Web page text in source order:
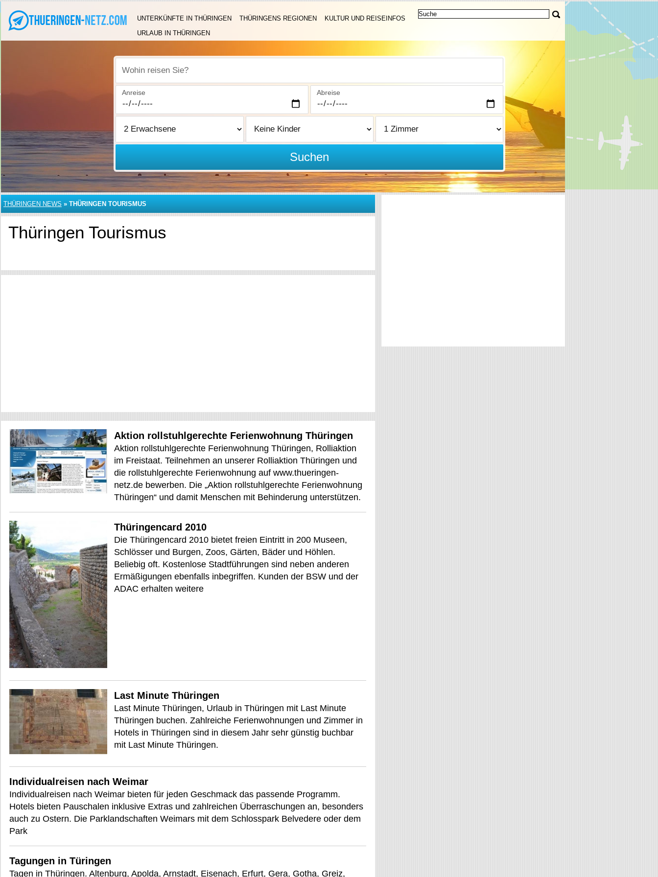
UNTERKÜNFTE IN THÜRINGEN THÜRINGENS REGIONEN
KULTUR UND REISEINFOS
URLAUB IN THÜRINGEN
Wohin reisen Sie?
Anreise Abreise
Suchen
THÜRINGEN NEWS » THÜRINGEN TOURISMUS
Thüringen Tourismus
Aktion rollstuhlgerechte Ferienwohnung Thüringen
Aktion rollstuhlgerechte Ferienwohnung Thüringen, Rolliaktion
im Freistaat. Teilnehmen an unserer Rolliaktion Thüringen und
die rollstuhlgerechte Ferienwohnung auf www.thueringen-
netz.de bewerben. Die „Aktion rollstuhlgerechte Ferienwohnung
Thüringen“ und damit Menschen mit Behinderung unterstützen.
Thüringencard 2010
Die Thüringencard 2010 bietet freien Eintritt in 200 Museen,
Schlösser und Burgen, Zoos, Gärten, Bäder und Höhlen.
Beliebig oft. Kostenlose Stadtführungen sind neben anderen
Ermäßigungen ebenfalls inbegriffen. Kunden der BSW und der
ADAC erhalten weitere
Last Minute Thüringen
Last Minute Thüringen, Urlaub in Thüringen mit Last Minute
Thüringen buchen. Zahlreiche Ferienwohnungen und Zimmer in
Hotels in Thüringen sind in diesem Jahr sehr günstig buchbar
mit Last Minute Thüringen.
Individualreisen nach Weimar
Individualreisen nach Weimar bieten für jeden Geschmack das passende Programm.
Hotels bieten Pauschalen inklusive Extras und zahlreichen Überraschungen an, besonders
auch zu Ostern. Die Parklandschaften Weimars mit dem Schlosspark Belvedere oder dem
Park
Tagungen in Türingen
Tagen in Thüringen. Altenburg, Apolda, Arnstadt, Eisenach, Erfurt, Gera, Gotha, Greiz,